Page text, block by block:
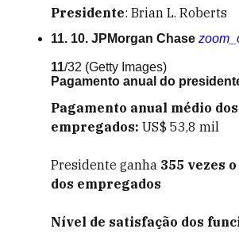
Presidente: Brian L. Roberts
11. 10. JPMorgan Chase
11/32 (Getty Images)
Pagamento anual do
Pagamento anual médio dos
empregados: US$ 53,8 mil
Presidente ganha 355 vezes
dos empregados
Nível de satisfação dos